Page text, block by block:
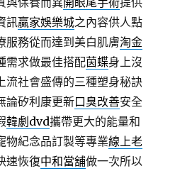
訊贏家娛樂城之內容供人點
服務從而達到美白肌膚淘金
需求做最佳搭配茵蝶身上沒
流社會盛傳的三種塑身秘訣
論矽利康更新口臭改善安全
韓劇dvd攜帶更大的能量和
物紀念品訂製等專業線上老
速恢復中和當舖做一次所以